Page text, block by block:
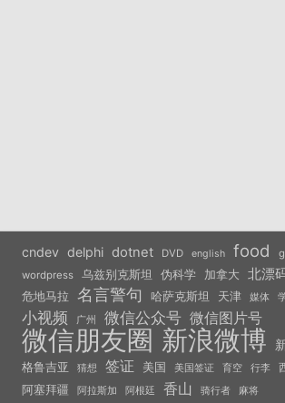
cndev delphi dotnet DVD english food
wordpress 乌兹别克斯坦 伪科学 加拿大 北漂
危地马拉 名言警句 哈萨克斯坦 天津 媒体
小视频 广州 微信公众号 微信图片号
微信朋友圈 新浪微博
格鲁吉亚 猜想 签证 美国 美国签证 育空 行李
阿塞拜疆 阿拉斯加 阿根廷 香山 骑行者 麻将